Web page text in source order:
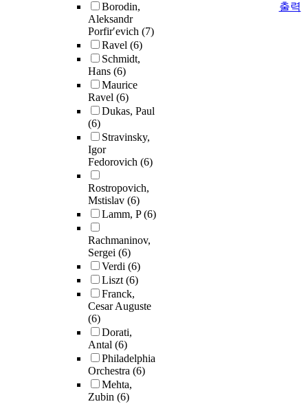
Borodin,
Aleksandr
Porfirʹevich (7)
Ravel (6)
Schmidt,
Hans (6)
Maurice
Ravel (6)
Dukas, Paul
(6)
Stravinsky,
Igor
Fedorovich (6)
Rostropovich,
Mstislav (6)
Lamm, P(6)
Rachmaninov,
Sergei (6)
Verdi (6)
Liszt(6)
Franck,
Cesar Auguste
(6)
Dorati,
Antal (6)
Philadelphia
Orchestra (6)
Mehta,
Zubin (6)
출력